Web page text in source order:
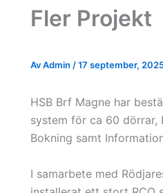
Fler Projekt
AvAdmin /17 september,
HSB Brf Magne har
system för ca 60 dörrar,
Bokning samt
I samarbete med